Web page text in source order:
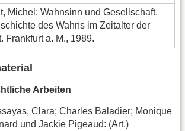
Michel: Wahnsinn und Gesellschaft.
des Wahns im Zeitalter der
Frankfurt a. M., 1989.
Arbeiten
Clara; Charles Baladier; Monique
und Jackie Pigeaud: (Art.)